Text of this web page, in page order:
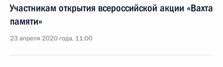
Участникам открытия всероссийской акции «Вахта
памяти»
23 апреля 2020 года, 11:00